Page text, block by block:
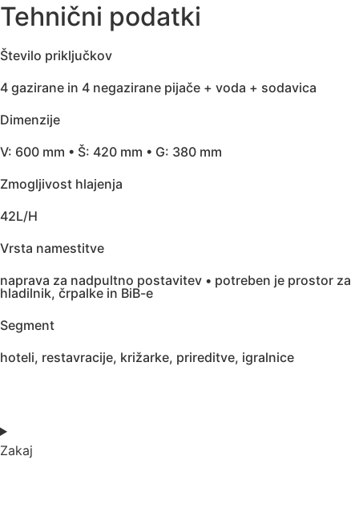
Tehnični podatki
Število priključkov
4 gazirane in 4 negazirane pijače + voda + sodavica
Dimenzije
V: 600 mm • Š: 420 mm • G: 380 mm
Zmogljivost hlajenja
42L/H
Vrsta namestitve
naprava za nadpultno postavitev • potreben je prostor za
hladilnik, črpalke in BiB-e
Segment
hoteli, restavracije, križarke, prireditve, igralnice
Zakaj